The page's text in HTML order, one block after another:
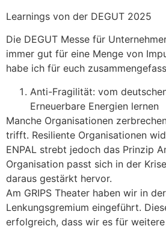
Learnings von der DEGUT 2025
Die DEGUT Messe für
immer gut für eine Menge von
habe ich für euch
Anti-Fragilität: vom
Erneuerbare Energien lernen
Manche Organisationen
trifft. Resiliente Organisationen
ENPAL strebt jedoch das Prinzip
Organisation passt sich in der
daraus gestärkt hervor.
Am GRIPS Theater haben wir in
Lenkungsgremium eingeführt.
erfolgreich, dass wir es für